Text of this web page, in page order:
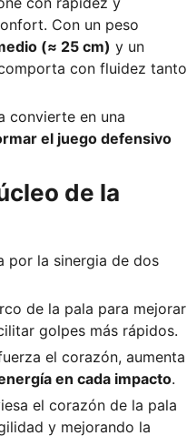
Con un peso
(≈ 25 cm) y un
con fluidez tanto
convierte en una
el juego defensivo
de la
por la sinergia de dos
de la pala para mejorar
golpes más rápidos.
el corazón, aumenta
en cada impacto.
el corazón de la pala
y mejorando la